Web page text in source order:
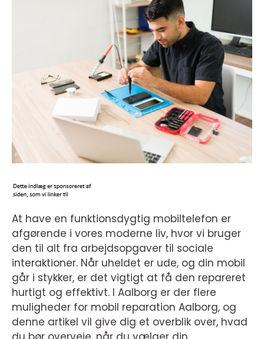
At have en funktionsdygtig mobiltelefon er
afgørende i vores moderne liv, hvor vi bruger
den til alt fra arbejdsopgaver til sociale
interaktioner. Når uheldet er ude, og din mobil
går i stykker, er det vigtigt at få den repareret
hurtigt og effektivt. I Aalborg er der flere
muligheder for mobil reparation Aalborg, og
denne artikel vil give dig et overblik over, hvad